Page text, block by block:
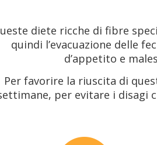
diete ricche di fibre
quindi l’evacuazione delle
d’appetito e
Per favorire la riuscita di
per evitare i disagi